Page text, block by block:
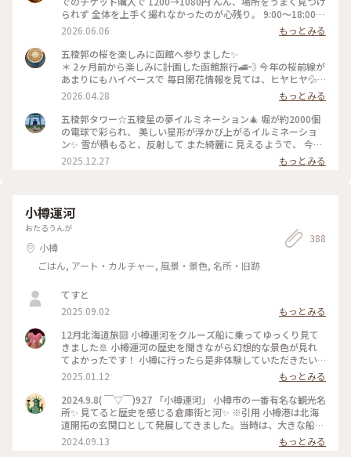
られず 全体を上手く撮れなかったのが心残り。 9:00〜18:00
P:近隣コインP #五稜郭タワー 北海道函館市五稜郭町43-9 #函
館名所#函館スポット #函館観光 #五稜郭
2026.06.06
もっとみる
五稜郭の桜を楽しみに函館へ参りました✨
＊ 2ヶ月前から楽しみに計画した函館旅行🚄💨 今年の桜前線が
あまりにもハイペースで 毎日開花情報を見ては、ヒヤヒヤ💦 4
月28日現在散り始めてしまってますが それでも五稜郭タワー
からの五芒星は 桜色に包まれていました✨
＊ #ちいさな列車旅 #函館 #五稜郭
2026.04.28
もっとみる
五稜郭タワー☆五稜星の夢イルミネーション🎄 堀が約2000個
の電球で彩られ、 美しい星形が浮かび上がるイルミネーショ
ン✨ 雪が積もると、反射して また綺麗に 見えるようで、 今年
は まだ雪が少ないの で、このような感じです♪♪ 真ん中のオ
レンジ色に ライトアップされているのは 復元された函館奉行
2025.12.27 もっとみる
小樽運河
おたるうんが
小樽
ごはん, アート・カルチャー, 風景・景色, 名所・旧跡
388
てすと
2025.09.02
もっとみる
12月北海道旅🔟 小樽運河をクルーズ船に乗ってゆっくり見て
きました🚢 小樽運河の歴史を聞きながら幻想的な景色が見れ
てよかったです！ 小樽に行ったら是非体験していただきたい
アクティビティです✨ #小樽運河#小樽運河クルーズ#ベストト
リップ2024
2025.01.12
もっとみる
2024.9.8( ￣▽￣)927 「小樽運河」 小樽市の一番有名な観光名
所✨ 見てると歴史を感じる倉庫街と河✨ ※引用 小樽港は北海
道開拓の玄関口として発展してきました。当時は、大きな船を
沖に泊め、はしけ（台船）を使って荷揚げしていましたが、取
り扱う荷量が多くなり、運搬作業を効率的に行う必要が出てき
2024.09.13 もっとみる